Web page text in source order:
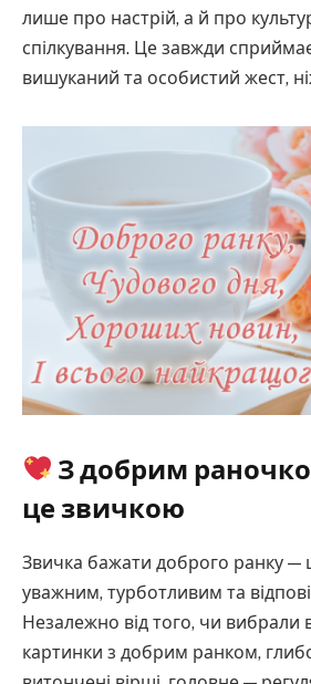
лише про настрій, а й про
спілкування. Це завжди
вишуканий та особистий жест,
З добрим
це звичкою
Звичка бажати доброго ранку —
уважним, турботливим та
Незалежно від того, чи вибрали
картинки з добрим ранком,